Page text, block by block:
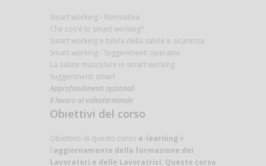
Smart working - Normativa
Che cos'è lo smart working?
Smart working e tutela della salute e sicurezza
Smart working - Suggerimenti operativi
La salute muscolare in smart working
Suggerimenti smart
Approfondimenti opzionali
Il lavoro al videoterminale
Obiettivi del corso
Obiettivo di questo corso e-learning è
l'aggiornamento della formazione dei
Lavoratori e delle Lavoratrici. Questo corso